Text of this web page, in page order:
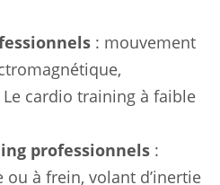
: mouvement
cardio training à faible
professionnels :
à frein, volant d’inertie